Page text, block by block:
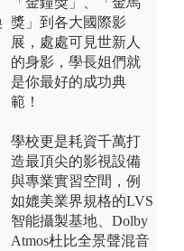
獎」到各大國際影
展，處處可見世新人
的身影，學長姐們就
是你最好的成功典
範！
學校更是耗資千萬打
造最頂尖的影視設備
與專業實習空間，例
如媲美業界規格的LVS
智能攝製基地、Dolby
Atmos杜比全景聲混音